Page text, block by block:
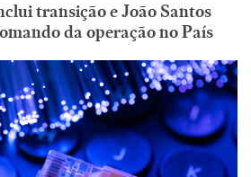
transição e João Santos
da operação no País